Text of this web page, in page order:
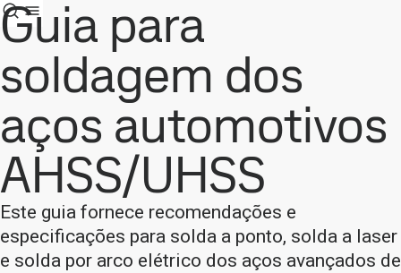
Guia para
soldagem dos
aços automotivos
AHSS/UHSS
Este guia fornece recomendações e
especificações para solda a ponto, solda a laser
e solda por arco elétrico dos aços avançados de